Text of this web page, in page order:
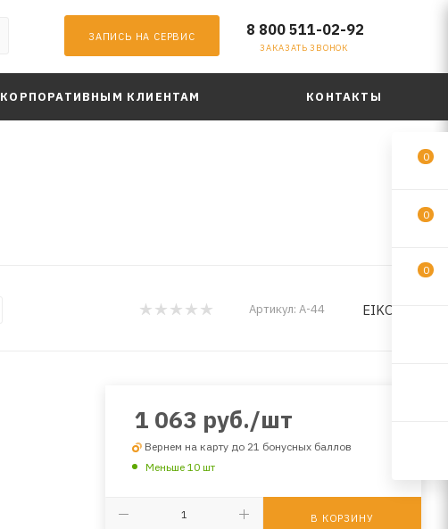
ЗАПИСЬ НА СЕРВИС 8 800 511-02-92
ЗАКАЗАТЬ ЗВОНОК
КОРПОРАТИВНЫМ КЛИЕНТАМ КОНТАКТЫ
Артикул: A-44 EIKOSHA
1 063 руб./шт
Вернем на карту до 21 бонусных баллов
Меньше 10 шт
В КОРЗИНУ
0
0
0